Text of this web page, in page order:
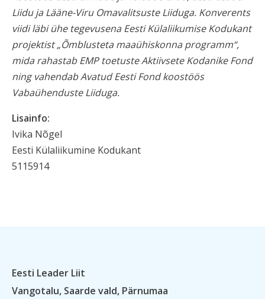
Liidu ja Lääne-Viru Omavalitsuste Liiduga. Konverents
viidi läbi ühe tegevusena Eesti Külaliikumise Kodukant
projektist „Õmblusteta maaühiskonna programm“,
mida rahastab EMP toetuste Aktiivsete Kodanike Fond
ning vahendab Avatud Eesti Fond koostöös
Vabaühenduste Liiduga.
Lisainfo:
Ivika Nõgel
Eesti Külaliikumine Kodukant
5115914
Eesti Leader Liit
Vangotalu, Saarde vald, Pärnumaa